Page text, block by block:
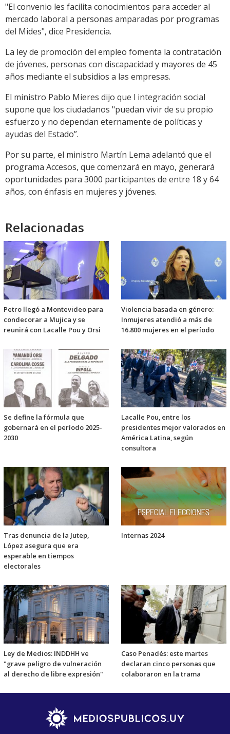
"El convenio les facilita conocimientos para acceder al
mercado laboral a personas amparadas por programas
del Mides", dice Presidencia.
La ley de promoción del empleo fomenta la contratación
de jóvenes, personas con discapacidad y mayores de 45
años mediante el subsidios a las empresas.
El ministro Pablo Mieres dijo que l integración social
supone que los ciudadanos "puedan vivir de su propio
esfuerzo y no dependan eternamente de políticas y
ayudas del Estado”.
Por su parte, el ministro Martín Lema adelantó que el
programa Accesos, que comenzará en mayo, generará
oportunidades para 3000 participantes de entre 18 y 64
años, con énfasis en mujeres y jóvenes.
Relacionadas
Petro llegó a Montevideo para
condecorar a Mujica y se
reunirá con Lacalle Pou y Orsi
Violencia basada en género:
Inmujeres atendió a más de
16.800 mujeres en el período
Se define la fórmula que
gobernará en el período 2025-
2030
Lacalle Pou, entre los
presidentes mejor valorados en
América Latina, según
consultora
Tras denuncia de la Jutep,
López asegura que era
esperable en tiempos
electorales
Internas 2024
Ley de Medios: INDDHH ve
"grave peligro de vulneración
al derecho de libre expresión"
Caso Penadés: este martes
declaran cinco personas que
colaboraron en la trama